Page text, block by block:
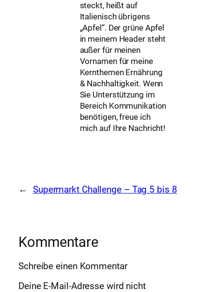
steckt, heißt auf
Italienisch übrigens
„Apfel“. Der grüne Apfel
in meinem Header steht
außer für meinen
Vornamen für meine
Kernthemen Ernährung
& Nachhaltigkeit. Wenn
Sie Unterstützung im
Bereich Kommunikation
benötigen, freue ich
mich auf Ihre Nachricht!
← Supermarkt Challenge – Tag 5 bis 8
Kommentare
Schreibe einen Kommentar
Deine E-Mail-Adresse wird nicht